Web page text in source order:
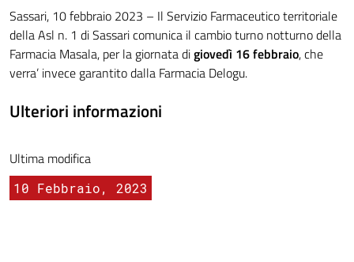
Sassari, 10 febbraio 2023 – Il Servizio Farmaceutico territoriale
della Asl n. 1 di Sassari comunica il cambio turno notturno della
Farmacia Masala, per la giornata digiovedì 16 febbraio, che
verra’ invece garantito dalla Farmacia Delogu.
Ulteriori informazioni
Ultima modifica
10 Febbraio, 2023